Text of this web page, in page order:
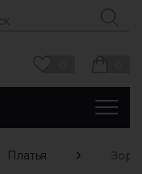
Платья